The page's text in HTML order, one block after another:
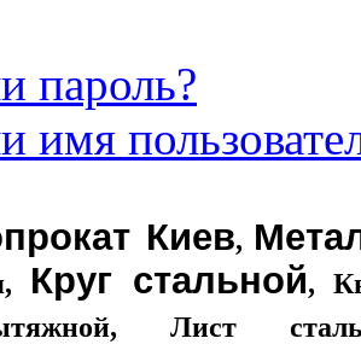
пароль?
имя
Киев,
, Круг стальной,
, Лист